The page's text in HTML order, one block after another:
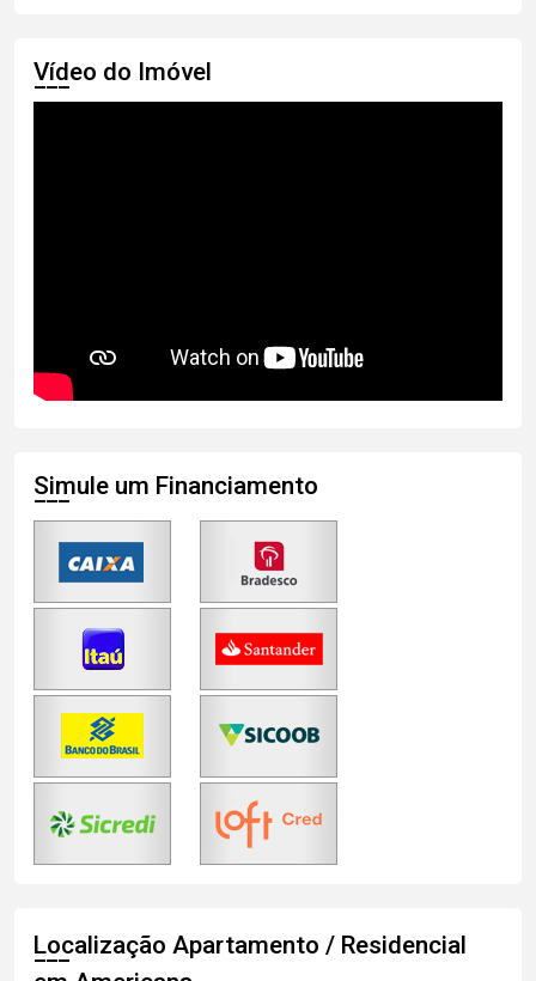
Vídeo do Imóvel
Simule um Financiamento
Localização Apartamento / Residencial